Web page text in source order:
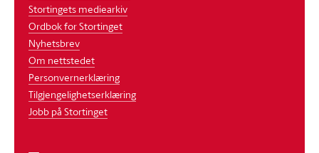
Stortingets mediearkiv
Ordbok for Stortinget
Nyhetsbrev
Om nettstedet
Personvernerklæring
Tilgjengelighetserklæring
Jobb på Stortinget